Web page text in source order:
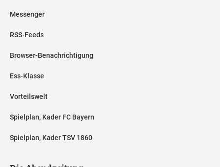
Messenger
RSS-Feeds
Browser-Benachrichtigung
Ess-Klasse
Vorteilswelt
Spielplan, Kader FC Bayern
Spielplan, Kader TSV 1860